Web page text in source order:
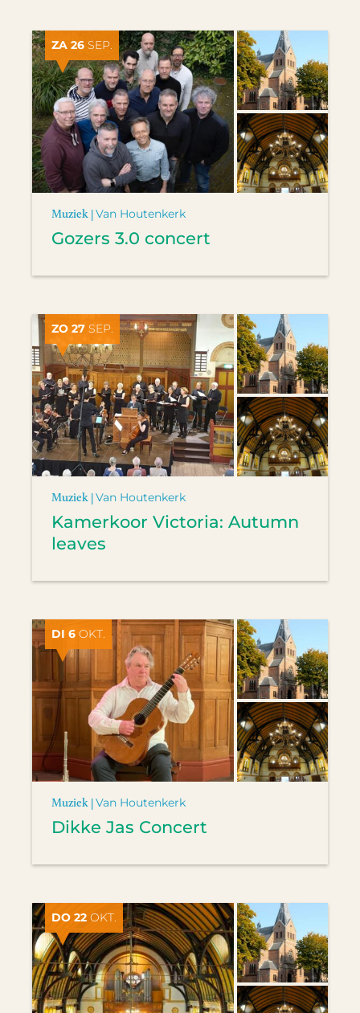
ZA 26 SEP.
Muziek |Van Houtenkerk
Gozers 3.0 concert
ZO 27 SEP.
Muziek |Van Houtenkerk
Kamerkoor Victoria: Autumn
leaves
DI 6 OKT.
Muziek |Van Houtenkerk
Dikke Jas Concert
DO 22 OKT.